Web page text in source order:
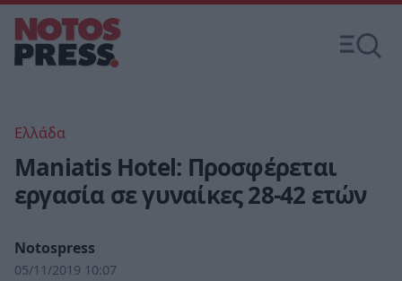
Ελλάδα
Maniatis Hotel: Προσφέρεται
εργασία σε γυναίκες 28-42 ετών
Notospress
05/11/2019 10:07